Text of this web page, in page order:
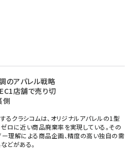
のアパレル戦略
店舗で売り切
側
るクラシコムは、オリジナルアパレルの1型
ロに近い商品廃棄率を実現している。その
理解による商品企画、精度の高い独自の需
どがある。